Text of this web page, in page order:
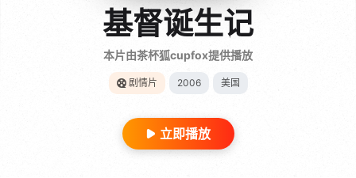
基督诞生记
本片由茶杯狐cupfox提供播放
剧情片 2006 美国
立即播放